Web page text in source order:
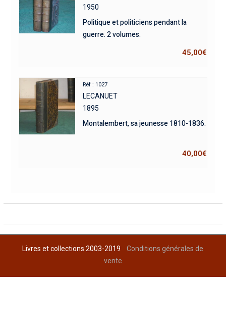
1950
Politique et politiciens pendant la
guerre. 2 volumes.
45,00€
Réf : 1027
LECANUET
1895
Montalembert, sa jeunesse 1810-1836.
40,00€
Livres et collections 2003-2019Conditions générales de
vente